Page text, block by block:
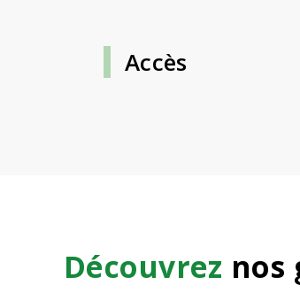
Accès
Découvrez nos